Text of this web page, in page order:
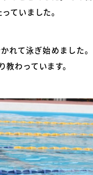
ていました。
れて泳ぎ始めました
わっています。